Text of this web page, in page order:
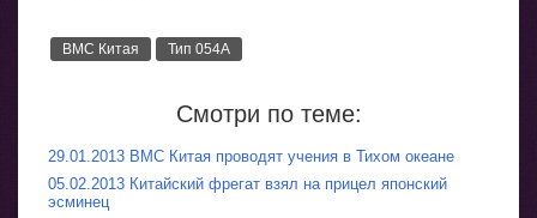
ВМС Китая Тип 054А
Смотри по теме:
29.01.2013 ВМС Китая проводят учения в Тихом океане
05.02.2013 Китайский фрегат взял на прицел японский
эсминец